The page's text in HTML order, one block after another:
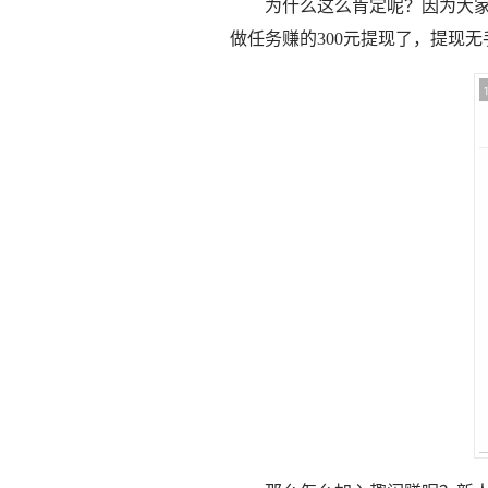
为什么这么肯定呢？因为大
做任务赚的300元提现了，提现